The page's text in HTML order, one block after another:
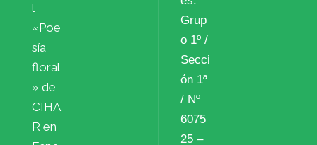
l
«Poe
sía
floral
» de
CIHA
R en
Grup
o 1º /
Secci
ón 1ª
/ Nº
6075
25 –